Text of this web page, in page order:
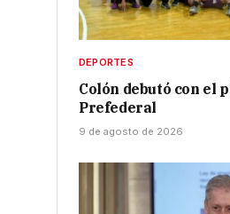
DEPORTES
Colón debutó con el
Prefederal
9 de agosto de 2026